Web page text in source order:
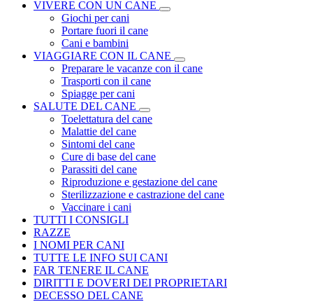
VIVERE CON UN CANE
Giochi per cani
Portare fuori il cane
Cani e bambini
VIAGGIARE CON IL CANE
Preparare le vacanze con il cane
Trasporti con il cane
Spiagge per cani
SALUTE DEL CANE
Toelettatura del cane
Malattie del cane
Sintomi del cane
Cure di base del cane
Parassiti del cane
Riproduzione e gestazione del cane
Sterilizzazione e castrazione del cane
Vaccinare i cani
TUTTI I CONSIGLI
RAZZE
I NOMI PER CANI
TUTTE LE INFO SUI CANI
FAR TENERE IL CANE
DIRITTI E DOVERI DEI PROPRIETARI
DECESSO DEL CANE